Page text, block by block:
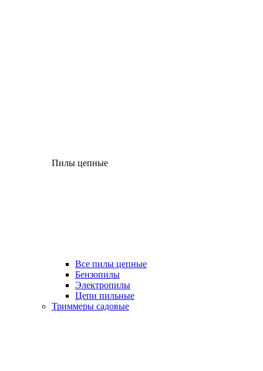
Пилы цепные
Все пилы цепные
Бензопилы
Электропилы
Цепи пильные
Триммеры садовые